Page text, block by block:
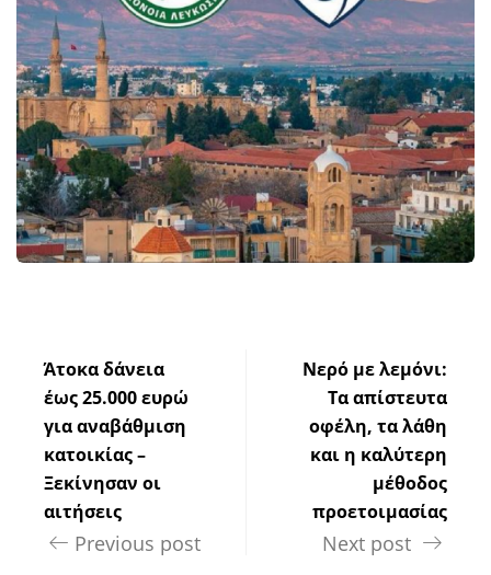
Άτοκα δάνεια
έως 25.000 ευρώ
για αναβάθμιση
κατοικίας –
Ξεκίνησαν οι
αιτήσεις
Previous post
Νερό με λεμόνι:
Τα απίστευτα
οφέλη, τα λάθη
και η καλύτερη
μέθοδος
προετοιμασίας
Next post